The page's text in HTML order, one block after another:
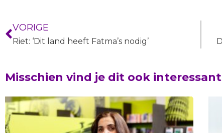
VORIGE
Riet: ‘Dit land heeft Fatma’s nodig’
Misschien vind je dit ook interessant